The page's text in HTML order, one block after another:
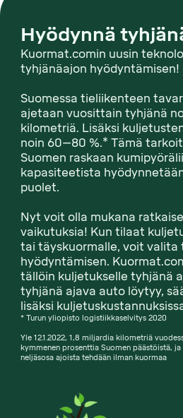
Hyödynnä
Kuormat.comin uusin
tyhjänäajon hyödyntämisen!
Suomessa tieliikenteen
ajetaan vuosittain tyhjänä
kilometriä. Lisäksi
noin 60–80 %.* Tämä
Suomen raskaan
kapasiteetista
puolet.
Nyt voit olla mukana
vaikutuksia! Kun tilaat
tai täyskuormalle, voit valita
hyödyntämisen.
tällöin kuljetukselle tyhjänä
tyhjänä ajava auto löytyy,
lisäksi
* Turun yliopisto logistiikkaselvitys 2020
Yle 12.1.2022, 1,8 miljardia kilometriä
kymmenen prosenttia Suomen päästöistä, ja
neljäsosa ajoista tehdään ilman kuormaa